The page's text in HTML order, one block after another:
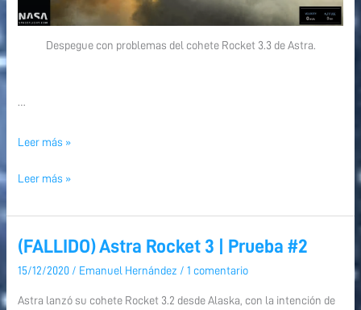
Despegue con problemas del cohete Rocket 3.3 de Astra.
…
Leer más »
Leer más »
(FALLIDO) Astra Rocket 3 | Prueba #2
15/12/2020 / Emanuel Hernández /1 comentario
Astra lanzó su cohete Rocket 3.2 desde Alaska, con la intención de
(FALLIDO)
3